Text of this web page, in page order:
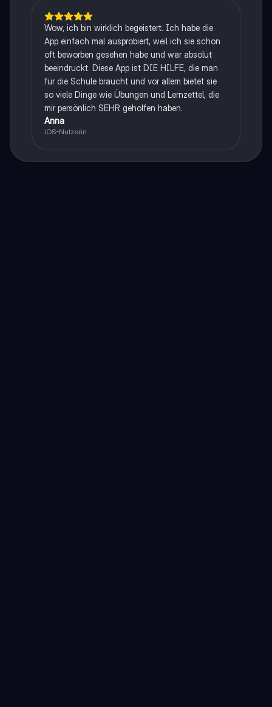
Wow, ich bin wirklich begeistert. Ich habe die
App einfach mal ausprobiert, weil ich sie schon
oft beworben gesehen habe und war absolut
beeindruckt. Diese App ist DIE HILFE, die man
für die Schule braucht und vor allem bietet sie
so viele Dinge wie Übungen und Lernzettel, die
mir persönlich SEHR geholfen haben.
Anna
iOS-Nutzerin